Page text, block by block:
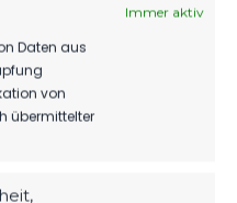
Immer aktiv
Daten aus
von
übermittelter